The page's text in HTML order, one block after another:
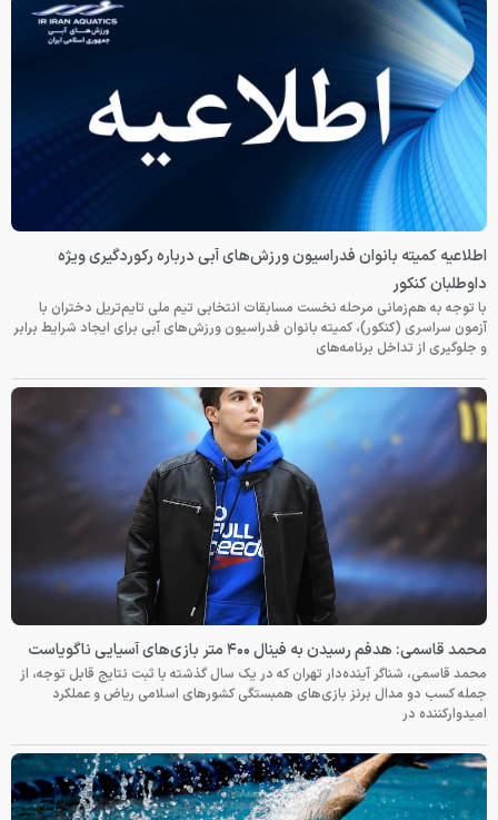
اطلاعیه کمیته بانوان فدراسیون ورزش‌های آبی درباره رکوردگیری ویژه
داوطلبان کنکور
با توجه به هم‌زمانی مرحله نخست مسابقات انتخابی تیم ملی تایم‌تریل دختران با
آزمون سراسری (کنکور)، کمیته بانوان فدراسیون ورزش‌های آبی برای ایجاد شرایط برابر
و جلوگیری از تداخل برنامه‌های
محمد قاسمی: هدفم رسیدن به فینال ۴۰۰ متر بازی‌های آسیایی ناگویاست
محمد قاسمی، شناگر آینده‌دار تهران که در یک سال گذشته با ثبت نتایج قابل توجه، از
جمله کسب دو مدال برنز بازی‌های همبستگی کشورهای اسلامی ریاض و عملکرد
امیدوارکننده در